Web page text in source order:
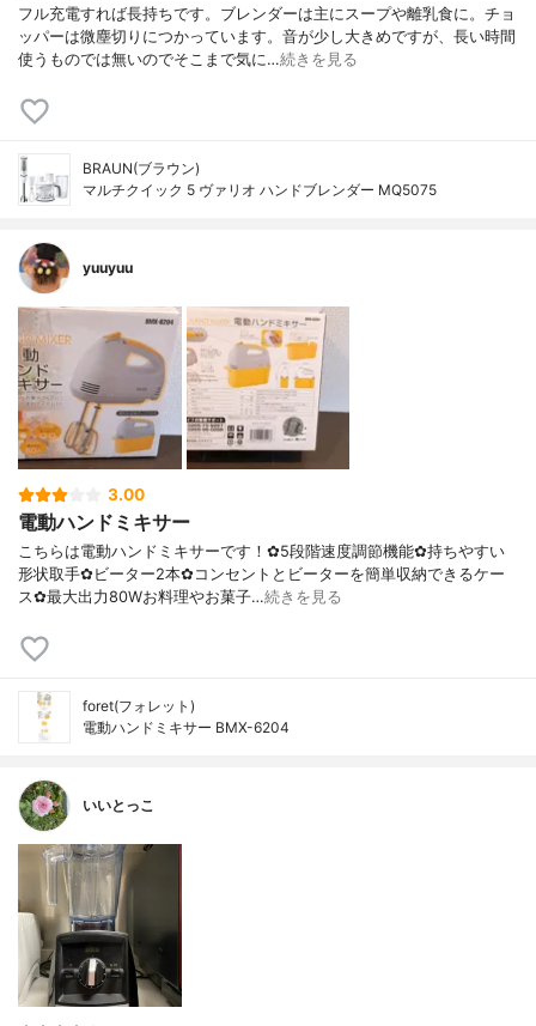
フル充電すれば長持ちです。ブレンダーは主にスープや離乳食に。チョ
ッパーは微塵切りにつかっています。音が少し大きめですが、長い時間
使うものでは無いのでそこまで気に…続きを見る
BRAUN(ブラウン)
マルチクイック 5 ヴァリオ ハンドブレンダー MQ5075
yuuyuu
3.00
電動ハンドミキサー
こちらは電動ハンドミキサーです！✿5段階速度調節機能✿持ちやすい
形状取手✿ビーター2本✿コンセントとビーターを簡単収納できるケー
ス✿最大出力80Wお料理やお菓子…続きを見る
foret(フォレット)
電動ハンドミキサー BMX-6204
いいとっこ